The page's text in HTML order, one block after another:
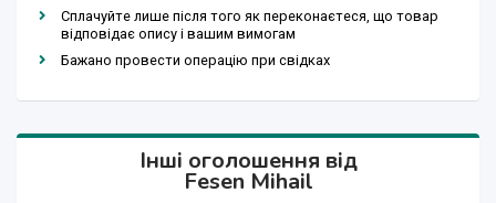
Сплачуйте лише після того як переконаєтеся, що товар
відповідає опису і вашим вимогам
Бажано провести операцію при свідках
Інші оголошення від
Fesen Mihail